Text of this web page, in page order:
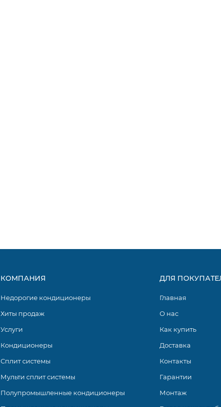
КОМПАНИЯ
Недорогие кондиционеры
Хиты продаж
Услуги
Кондиционеры
Сплит системы
Мульти сплит системы
Полупромышленные кондиционеры
ДЛЯ
Главная
О нас
Как купить
Доставка
Контакты
Гарантии
Монтаж